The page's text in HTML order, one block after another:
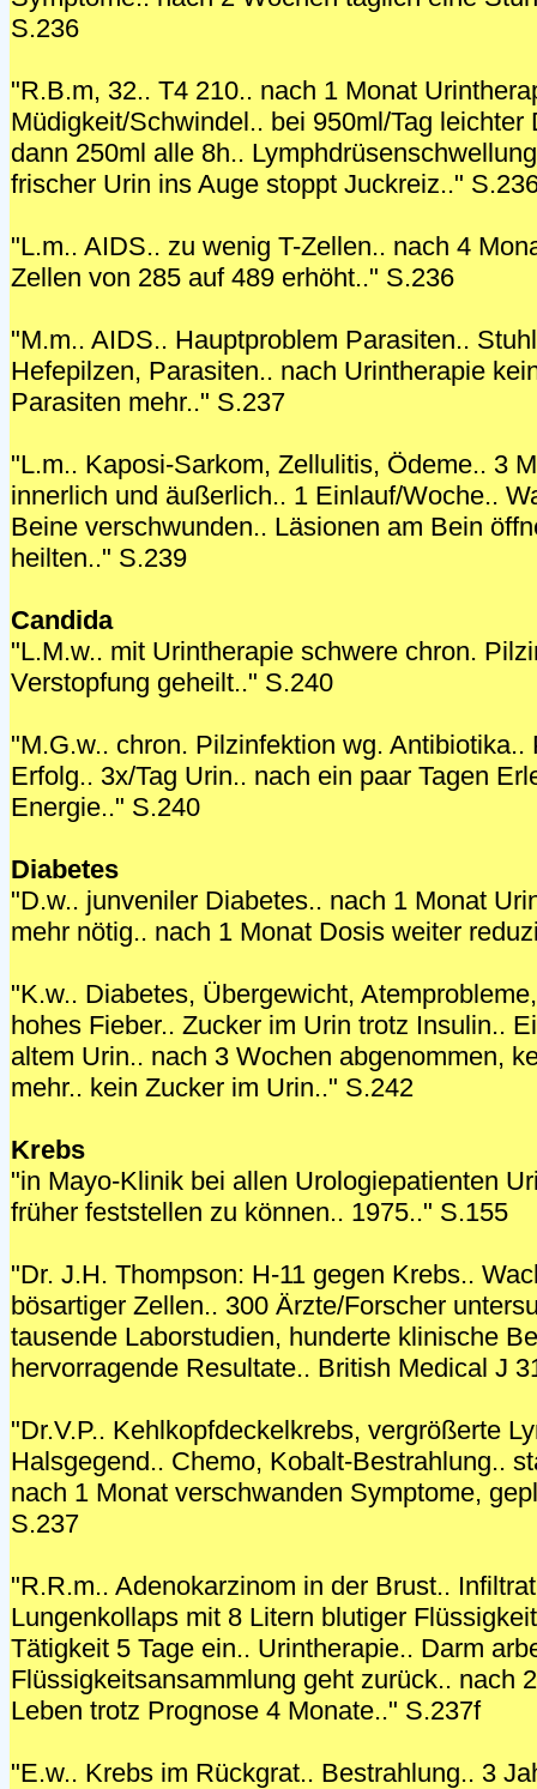
S.236
"R.B.m, 32.. T4 210.. nach 1 Monat
Müdigkeit/Schwindel.. bei 950ml/Tag leichter
dann 250ml alle 8h..
frischer Urin ins Auge stoppt Juckreiz.."
"L.m.. AIDS.. zu wenig T-Zellen.. nach 4
Zellen von 285 auf 489 erhöht.." S.236
"M.m.. AIDS.. Hauptproblem Parasiten..
Hefepilzen, Parasiten.. nach Urintherapie
Parasiten mehr.." S.237
"L.m.. Kaposi-Sarkom, Zellulitis, Ödeme.. 3
innerlich und äußerlich.. 1 Einlauf/Woche..
Beine verschwunden.. Läsionen am Bein
heilten.." S.239
Candida
"L.M.w.. mit Urintherapie schwere chron.
Verstopfung geheilt.." S.240
"M.G.w.. chron. Pilzinfektion wg. Antibiotika..
Erfolg.. 3x/Tag Urin.. nach ein paar Tagen
Energie.." S.240
Diabetes
"D.w.. junveniler Diabetes.. nach 1 Monat
mehr nötig.. nach 1 Monat Dosis weiter
"K.w.. Diabetes, Übergewicht,
hohes Fieber.. Zucker im Urin trotz Insulin..
altem Urin.. nach 3 Wochen abgenommen,
mehr.. kein Zucker im Urin.." S.242
Krebs
"in Mayo-Klinik bei allen Urologiepatienten
früher feststellen zu können.. 1975.." S.155
"Dr. J.H. Thompson: H-11 gegen Krebs..
bösartiger Zellen.. 300 Ärzte/Forscher
tausende Laborstudien, hunderte klinische
hervorragende Resultate.. British Medical J
"Dr.V.P.. Kehlkopfdeckelkrebs, vergrößerte
Halsgegend.. Chemo, Kobalt-Bestrahlung..
nach 1 Monat verschwanden Symptome,
S.237
"R.R.m.. Adenokarzinom in der Brust..
Lungenkollaps mit 8 Litern blutiger
Tätigkeit 5 Tage ein.. Urintherapie.. Darm
Flüssigkeitsansammlung geht zurück.. nach
Leben trotz Prognose 4 Monate.." S.237f
"E.w.. Krebs im Rückgrat.. Bestrahlung.. 3